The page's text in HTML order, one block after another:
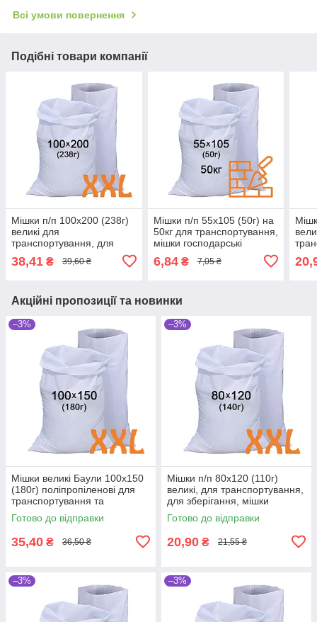
Всі умови повернення
Подібні товари компанії
Мішки п/п 100x200 (238г)
великі для
транспортування, для
господарськ
38,41 ₴ 39,60 ₴
Мішки п/п 55x105 (50г) на
50кг для транспортування,
мішки господарські
6,84₴ 7,05 ₴
Акційні пропозиції та новинки
–3%
Мішки великі Баули 100x150
(180г) поліпропіленові для
транспортування та
зберігання
Готово до відправки
35,40 ₴ 36,50 ₴
–3%
Мішки п/п 80x120 (110г)
великі, для транспортування,
для зберігання, мішки
господарські, поліпропілен
Готово до відправки
20,90 ₴ 21,55 ₴
–3% –3%